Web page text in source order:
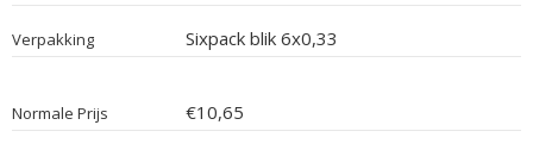
Verpakking Sixpack blik 6x0,33
Normale Prijs €10,65